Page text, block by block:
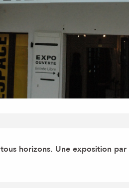
horizons. Une exposition par